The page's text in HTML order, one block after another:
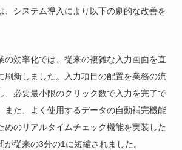
、システム導入により以下の劇的な改善を
の効率化では、従来の複雑な入力画面を直
刷新しました。入力項目の配置を業務の流
、必要最小限のクリック数で入力を完了で
また、よく使用するデータの自動補完機能
めのリアルタイムチェック機能を実装した
従来の3分の1に短縮されました。